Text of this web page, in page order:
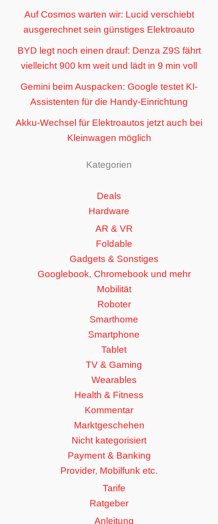
Auf Cosmos warten wir: Lucid verschiebt
ausgerechnet sein günstiges Elektroauto
BYD legt noch einen drauf: Denza Z9S fährt
vielleicht 900 km weit und lädt in 9 min voll
Gemini beim Auspacken: Google testet KI-
Assistenten für die Handy-Einrichtung
Akku-Wechsel für Elektroautos jetzt auch bei
Kleinwagen möglich
Kategorien
Deals
Hardware
AR & VR
Foldable
Gadgets & Sonstiges
Googlebook, Chromebook und mehr
Mobilität
Roboter
Smarthome
Smartphone
Tablet
TV & Gaming
Wearables
Health & Fitness
Kommentar
Marktgeschehen
Nicht kategorisiert
Payment & Banking
Provider, Mobilfunk etc.
Tarife
Ratgeber
Anleitung